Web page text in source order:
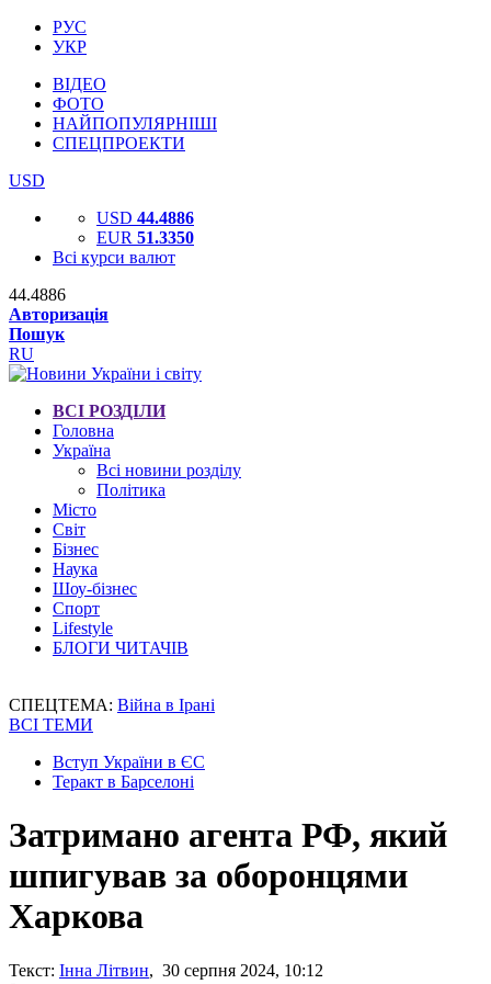
РУС
УКР
ВІДЕО
ФОТО
НАЙПОПУЛЯРНІШІ
СПЕЦПРОЕКТИ
USD
USD 44.4886
EUR 51.3350
Всі курси валют
44.4886
Авторизація
Пошук
RU
ВСІ РОЗДІЛИ
Головна
Україна
Всі новини розділу
Політика
Місто
Світ
Бізнес
Наука
Шоу-бізнес
Спорт
Lifestyle
БЛОГИ ЧИТАЧІВ
СПЕЦТЕМА: Війна в Ірані
ВСІ ТЕМИ
Вступ України в ЄС
Теракт в Барселоні
Затримано агента РФ, який
шпигував за оборонцями
Харкова
Текст: Інна Літвин, 30 серпня 2024, 10:12